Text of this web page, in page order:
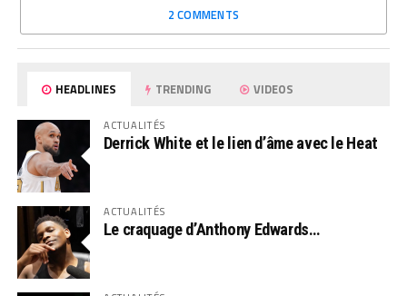
2 COMMENTS
HEADLINES TRENDING VIDEOS
ACTUALITÉS
Derrick White et le lien d’âme avec le Heat
ACTUALITÉS
Le craquage d’Anthony Edwards…